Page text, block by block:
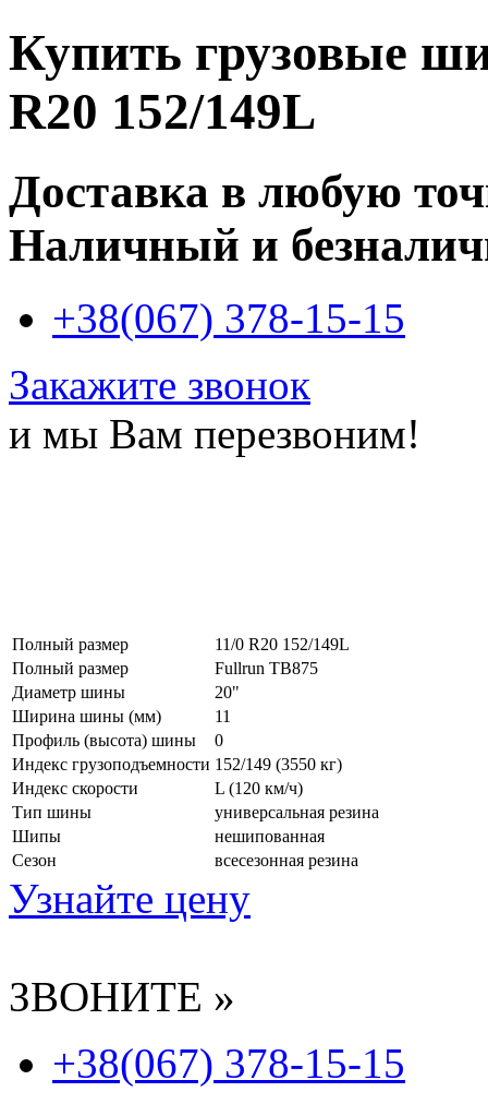
Купить грузовые
R20 152/149L
Доставка в любую
Наличный и
+38(067) 378-15-15
Закажите звонок
и мы Вам перезвоним!
Полный размер
11/0 R20 152/149L
Полный размер
Fullrun TB875
Диаметр шины
20"
Ширина шины (мм)
11
Профиль (высота) шины
0
Индекс грузоподъемности 152/149 (3550 кг)
Индекс скорости
L (120 км/ч)
Тип шины
универсальная резина
Шипы
нешипованная
Сезон
всесезонная резина
Узнайте цену
ЗВОНИТЕ »
+38(067) 378-15-15